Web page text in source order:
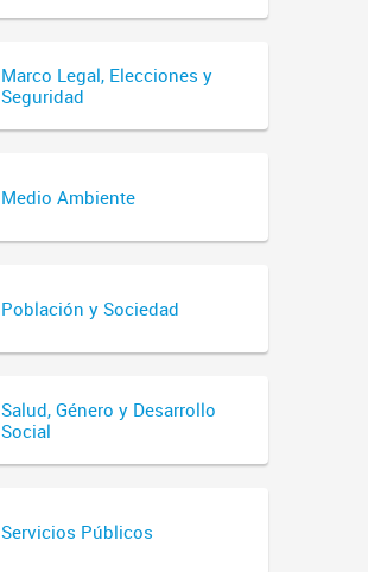
Marco Legal, Elecciones y
Seguridad
Medio Ambiente
Población y Sociedad
Salud, Género y Desarrollo
Social
Servicios Públicos